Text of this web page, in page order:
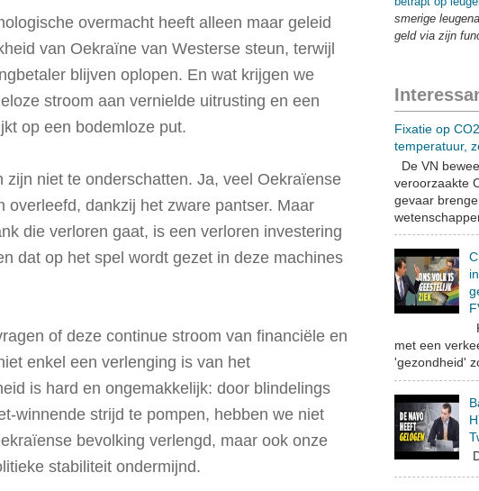
overmacht heeft alleen maar geleid
van Oekraïne van Westerse steun, terwijl
blijven oplopen. En wat krijgen we
stroom aan vernielde uitrusting en een
op een bodemloze put.
zijn niet te onderschatten. Ja, veel Oekraïense
overleefd, dankzij het zware pantser. Maar
die verloren gaat, is een verloren investering
dat op het spel wordt gezet in deze machines
of deze continue stroom van financiële en
enkel een verlenging is van het
is hard en ongemakkelijk: door blindelings
winnende strijd te pompen, hebben we niet
bevolking verlengd, maar ook onze
stabiliteit ondermijnd.
smerige
geld via zijn
Fixatie op
temperatuur,
De VN
veroorzaakte
gevaar
met een
'gezondheid'